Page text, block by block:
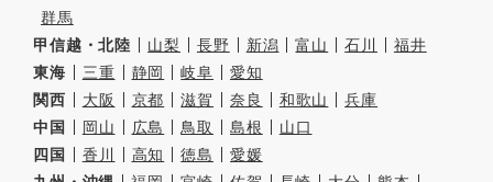
群馬
甲信越・北陸
山梨 長野 新潟 富山 石川
福井
東海
三重 静岡 岐阜
愛知
関西
大阪 京都 滋賀 奈良 和歌山
兵庫
中国
岡山 広島 鳥取 島根
山口
四国
香川 高知 徳島
愛媛